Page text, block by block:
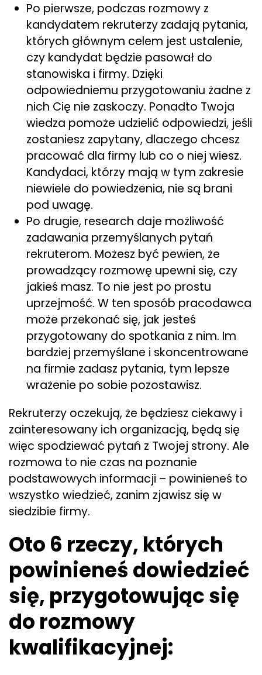
Po pierwsze, podczas rozmowy z
kandydatem rekruterzy zadają pytania,
których głównym celem jest ustalenie,
czy kandydat będzie pasował do
stanowiska i firmy. Dzięki
odpowiedniemu przygotowaniu żadne z
nich Cię nie zaskoczy. Ponadto Twoja
wiedza pomoże udzielić odpowiedzi, jeśli
zostaniesz zapytany, dlaczego chcesz
pracować dla firmy lub co o niej wiesz.
Kandydaci, którzy mają w tym zakresie
niewiele do powiedzenia, nie są brani
pod uwagę.
Po drugie, research daje możliwość
zadawania przemyślanych pytań
rekruterom. Możesz być pewien, że
prowadzący rozmowę upewni się, czy
jakieś masz. To nie jest po prostu
uprzejmość. W ten sposób pracodawca
może przekonać się, jak jesteś
przygotowany do spotkania z nim. Im
bardziej przemyślane i skoncentrowane
na firmie zadasz pytania, tym lepsze
wrażenie po sobie pozostawisz.
Rekruterzy oczekują, że będziesz ciekawy i
zainteresowany ich organizacją, będą się
więc spodziewać pytań z Twojej strony. Ale
rozmowa to nie czas na poznanie
podstawowych informacji – powinieneś to
wszystko wiedzieć, zanim zjawisz się w
siedzibie firmy.
Oto 6 rzeczy, których
powinieneś dowiedzieć
się, przygotowując się
do rozmowy
kwalifikacyjnej: